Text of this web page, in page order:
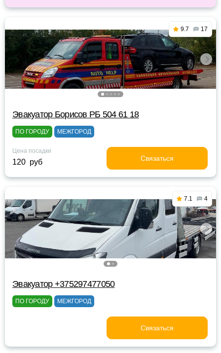
9.7 17
Эвакуатор Борисов РБ 504 61 18
ПО ГОРОДУ МЕЖГОРОД
Цена посадки
120 руб Связаться
7.1 4
Эвакуатор +375297477050
ПО ГОРОДУ МЕЖГОРОД
Связаться